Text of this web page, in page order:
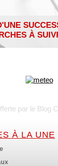
À
par le Blog
À LA UNE